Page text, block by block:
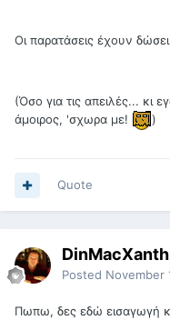
Οι παρατάσεις έχουν
(Όσο για τις απειλές... κι
άμοιρος, 'σχωρα με!
)
Quote
Posted November
Πωπω, δες εδώ εισαγωγή